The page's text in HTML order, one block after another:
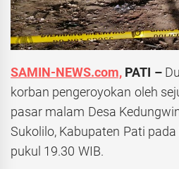
SAMIN-NEWS.com, PATI –
korban pengeroyokan oleh
pasar malam Desa
Sukolilo, Kabupaten Pati
pukul 19.30 WIB.